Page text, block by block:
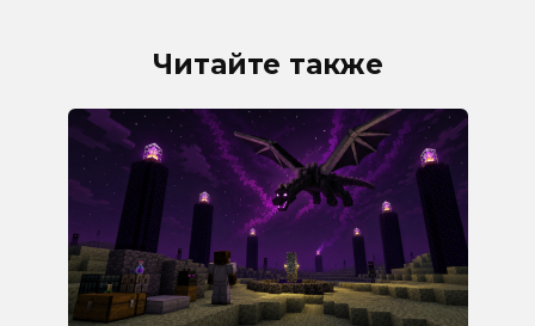
Читайте также